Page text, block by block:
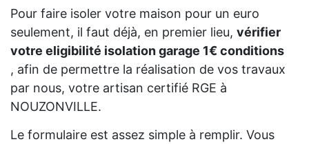
Pour faire isoler votre maison pour un euro
seulement, il faut déjà, en premier lieu, vérifier
votre eligibilité isolation garage 1€ conditions
, afin de permettre la réalisation de vos travaux
par nous, votre artisan certifié RGE à
NOUZONVILLE.
Le formulaire est assez simple à remplir. Vous